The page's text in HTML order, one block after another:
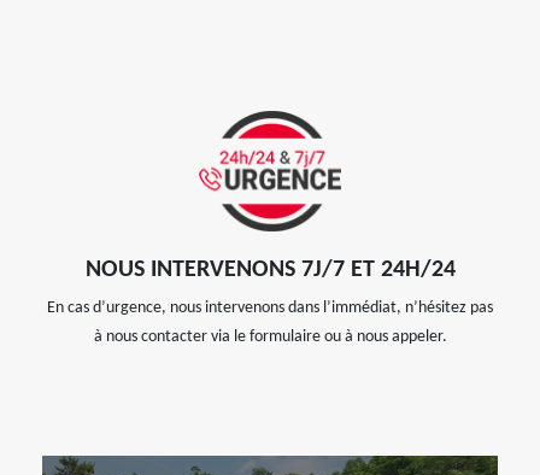
NOUS INTERVENONS 7J/7 ET 24H/24
En cas d’urgence, nous intervenons dans l’immédiat, n’hésitez pas
à nous contacter via le formulaire ou à nous appeler.